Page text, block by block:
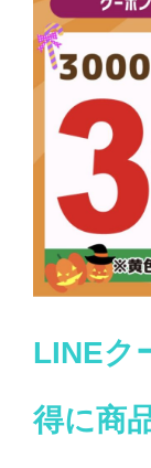
LINEク
得に商